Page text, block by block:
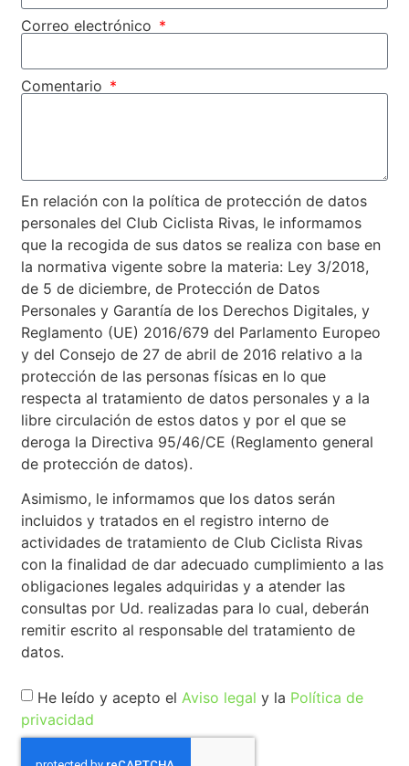
Correo electrónico
Comentario
En relación con la política de protección de datos
personales del Club Ciclista Rivas, le informamos
que la recogida de sus datos se realiza con base en
la normativa vigente sobre la materia: Ley 3/2018,
de 5 de diciembre, de Protección de Datos
Personales y Garantía de los Derechos Digitales, y
Reglamento (UE) 2016/679 del Parlamento Europeo
y del Consejo de 27 de abril de 2016 relativo a la
protección de las personas físicas en lo que
respecta al tratamiento de datos personales y a la
libre circulación de estos datos y por el que se
deroga la Directiva 95/46/CE (Reglamento general
de protección de datos).
Asimismo, le informamos que los datos serán
incluidos y tratados en el registro interno de
actividades de tratamiento de Club Ciclista Rivas
con la finalidad de dar adecuado cumplimiento a las
obligaciones legales adquiridas y a atender las
consultas por Ud. realizadas para lo cual, deberán
remitir escrito al responsable del tratamiento de
datos.
He leído y acepto el Aviso legal y la Política de
privacidad